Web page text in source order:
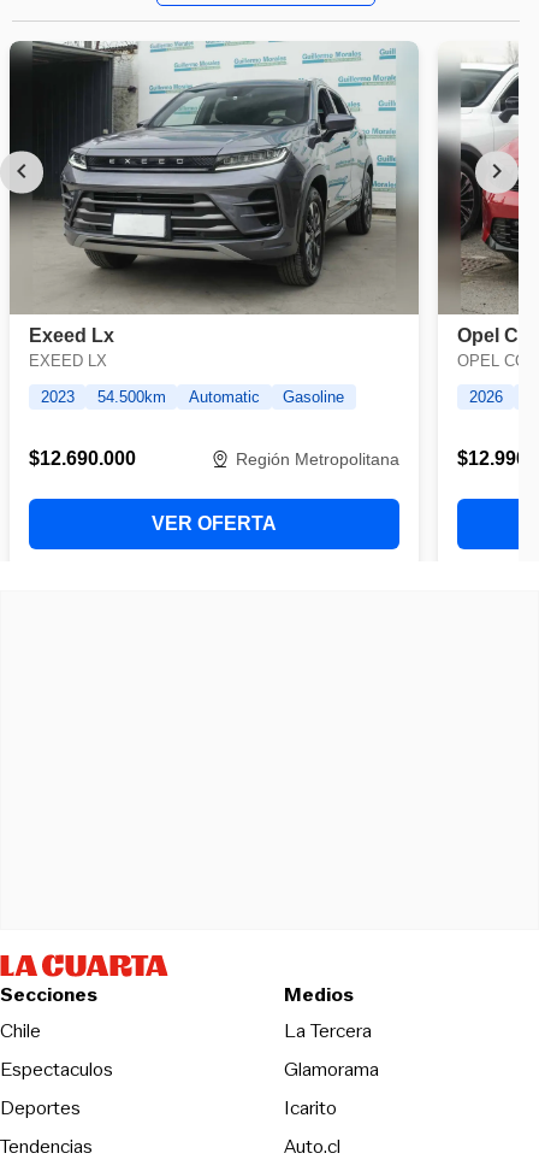
Secciones
Chile
Espectaculos
Deportes
Tendencias
Medios
La Tercera
Glamorama
Icarito
Auto.cl